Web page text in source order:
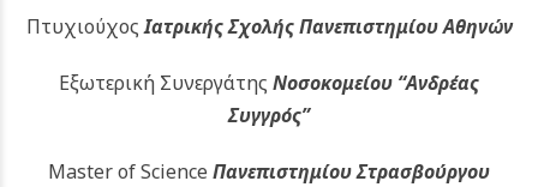
ΠτυχιούχοςΙατρικής Σχολής Πανεπιστημίου Αθηνών
Εξωτερική Συνεργάτης Νοσοκομείου “Ανδρέας
Συγγρός”
Master of Science Πανεπιστημίου Στρασβούργου